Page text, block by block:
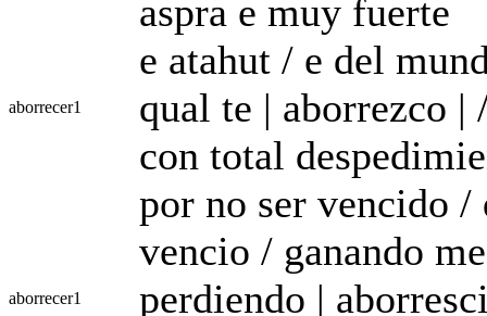
aspra e muy fuerte
aborrecer1
e atahut / e del
qual te | aborrezco
con total
aborrecer1
por no ser vencido /
vencio / ganando
perdiendo |